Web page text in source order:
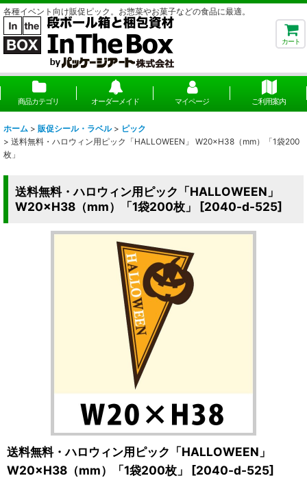
各種イベント向け販促ピック。お惣菜やお菓子などの食品に最適。
カート
商品カテゴリ オーダーメイド マイページ ご利用案内
ホーム > 販促シール・ラベル > ピック
> 送料無料・ハロウィン用ピック「HALLOWEEN」 W20×H38（mm）「1袋200
枚」
送料無料・ハロウィン用ピック「HALLOWEEN」
W20×H38（mm）「1袋200枚」
[2040-d-525]
送料無料・ハロウィン用ピック「HALLOWEEN」
W20×H38（mm）「1袋200枚」
[2040-d-525]